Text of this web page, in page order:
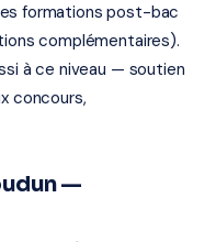
formations post-bac
complémentaires).
à ce niveau — soutien
concours,
—